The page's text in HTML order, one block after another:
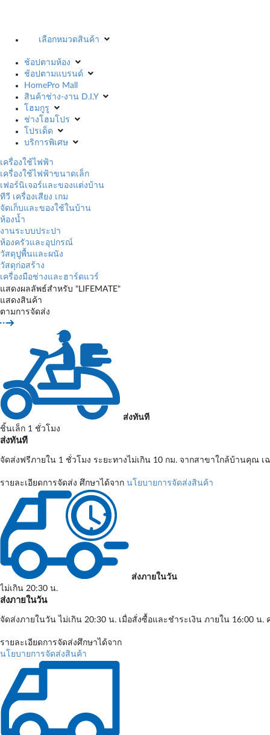
เลือกหมวดสินค้า
ช้อปตามห้อง
ช้อปตามแบรนด์
HomePro Mall
สินค้าช่าง-งาน D.I.Y
โฮมกูรู
ช่างโฮมโปร
โปรเด็ด
บริการพิเศษ
เครื่องใช้ไฟฟ้า
เครื่องใช้ไฟฟ้าขนาดเล็ก
เฟอร์นิเจอร์และของแต่งบ้าน
ทีวี เครื่องเสียง เกม
จัดเก็บและของใช้ในบ้าน
ห้องน้ำ
งานระบบประปา
ห้องครัวและอุปกรณ์
วัสดุปูพื้นและผนัง
วัสดุก่อสร้าง
เครื่องมือช่างและฮาร์ดแวร์
แสดงผลลัพธ์สำหรับ "LIFEMATE"
แสดงสินค้า
ตามการจัดส่ง
ส่งทันที
ชิ้นเล็ก 1 ชั่วโมง
ส่งทันที
จัดส่งฟรีภายใน 1 ชั่วโมง ระยะทางไม่เกิน 10 กม. จากสาขาใกล้บ้านคุณ
รายละเอียดการจัดส่ง ศึกษาได้จาก นโยบายการจัดส่งสินค้า
ส่งภายในวัน
ไม่เกิน 20:30 น.
ส่งภายในวัน
จัดส่งภายในวัน ไม่เกิน 20:30 น. เมื่อสั่งซื้อและชำระเงิน ภายใน 16:00 น
รายละเอียดการจัดส่งศึกษาได้จาก
นโยบายการจัดส่งสินค้า